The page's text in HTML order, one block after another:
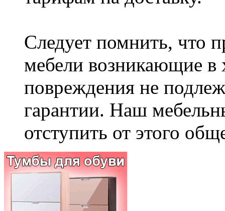
Следует помнить, что
мебели возникающие в
повреждения не
гарантии. Наш
отступить от этого